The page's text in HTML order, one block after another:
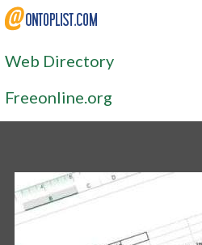
Web Directory
Freeonline.org